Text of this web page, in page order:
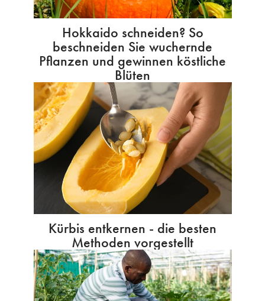
Hokkaido schneiden? So
beschneiden Sie wuchernde
Pflanzen und gewinnen köstliche
Blüten
Kürbis entkernen - die besten
Methoden vorgestellt